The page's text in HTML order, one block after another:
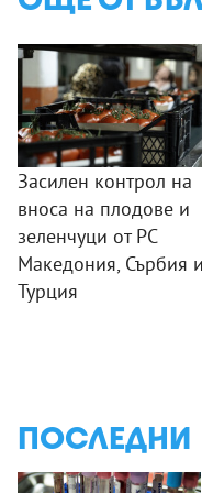
Засилен контрол на
вноса на плодове и
зеленчуци от РС
Македония, Сърбия и
Турция
ПОСЛЕДНИ